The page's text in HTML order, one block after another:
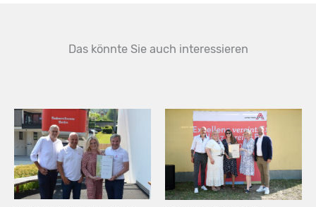
Das könnte Sie auch interessieren